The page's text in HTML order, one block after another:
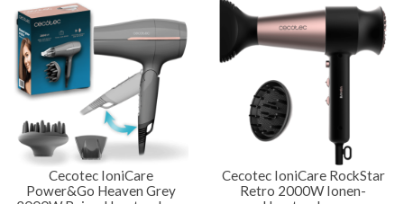
Cecotec IoniCare
Power&Go Heaven Grey
Cecotec IoniCare RockStar
Retro 2000W Ionen-